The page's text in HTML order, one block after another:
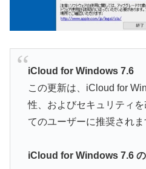
iCloud for Windows 7.6
この更新は、iCloud for
性、およびセキュリティ
てのユーザーに推奨されま
iCloud for Windows 7.6 の